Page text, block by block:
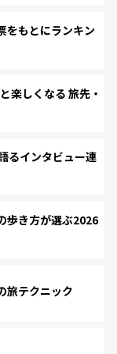
もとにランキン
しくなる 旅先・
るインタビュー連
歩き方が選ぶ2026
旅テクニック